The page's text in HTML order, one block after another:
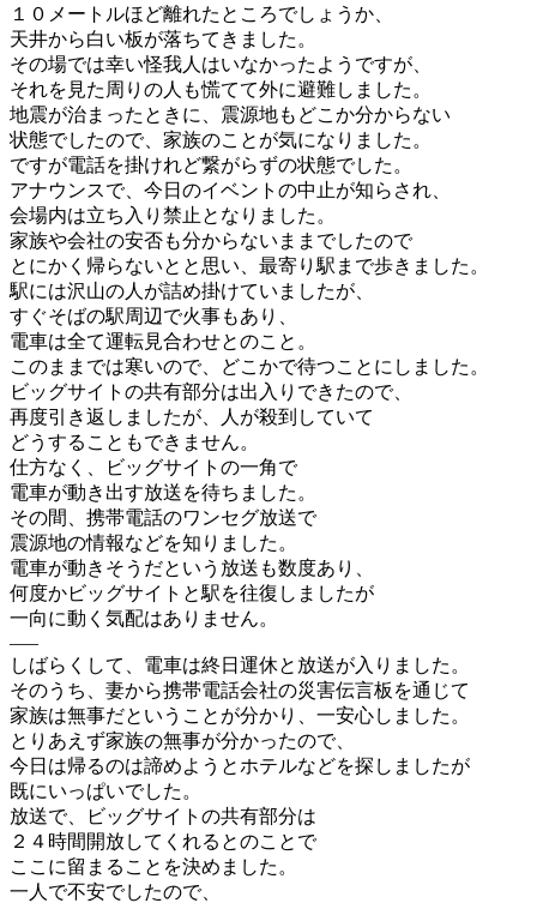
１０メートルほど離れたところでしょうか、
天井から白い板が落ちてきました。
その場では幸い怪我人はいなかったようですが、
それを見た周りの人も慌てて外に避難しました。
地震が治まったときに、震源地もどこか分からない
状態でしたので、家族のことが気になりました。
ですが電話を掛けれど繋がらずの状態でした。
アナウンスで、今日のイベントの中止が知らされ、
会場内は立ち入り禁止となりました。
家族や会社の安否も分からないままでしたので
とにかく帰らないとと思い、最寄り駅まで歩きました。
駅には沢山の人が詰め掛けていましたが、
すぐそばの駅周辺で火事もあり、
電車は全て運転見合わせとのこと。
このままでは寒いので、どこかで待つことにしました。
ビッグサイトの共有部分は出入りできたので、
再度引き返しましたが、人が殺到していて
どうすることもできません。
仕方なく、ビッグサイトの一角で
電車が動き出す放送を待ちました。
その間、携帯電話のワンセグ放送で
震源地の情報などを知りました。
電車が動きそうだという放送も数度あり、
何度かビッグサイトと駅を往復しましたが
一向に動く気配はありません。
—–
しばらくして、電車は終日運休と放送が入りました。
そのうち、妻から携帯電話会社の災害伝言板を通じて
家族は無事だということが分かり、一安心しました。
とりあえず家族の無事が分かったので、
今日は帰るのは諦めようとホテルなどを探しましたが
既にいっぱいでした。
放送で、ビッグサイトの共有部分は
２４時間開放してくれるとのことで
ここに留まることを決めました。
一人で不安でしたので、